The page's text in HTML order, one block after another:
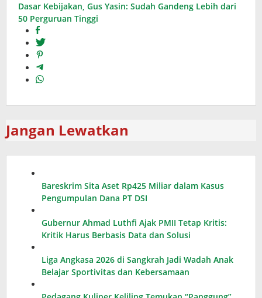
Dasar Kebijakan, Gus Yasin: Sudah Gandeng Lebih dari
50 Perguruan Tinggi
Jangan Lewatkan
Bareskrim Sita Aset Rp425 Miliar dalam Kasus
Pengumpulan Dana PT DSI
Gubernur Ahmad Luthfi Ajak PMII Tetap Kritis:
Kritik Harus Berbasis Data dan Solusi
Liga Angkasa 2026 di Sangkrah Jadi Wadah Anak
Belajar Sportivitas dan Kebersamaan